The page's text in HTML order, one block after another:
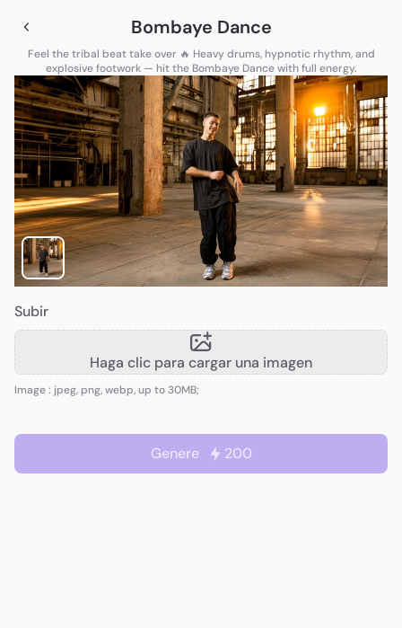
Subir
Haga clic para cargar una imagen
Image : jpeg, png, webp, up to 30MB;
Genere 200
Bombaye Dance
Feel the tribal beat take over 🔥 Heavy drums, hypnotic rhythm, and
explosive footwork — hit the Bombaye Dance with full energy.